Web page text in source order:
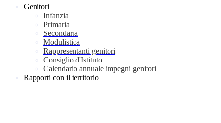
Genitori
Infanzia
Primaria
Secondaria
Modulistica
Rappresentanti genitori
Consiglio d'Istituto
Calendario annuale impegni genitori
Rapporti con il territorio